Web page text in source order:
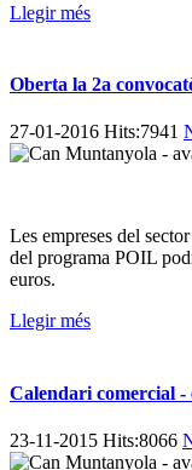
Llegir més
Oberta la 2a
27-01-2016 Hits:7941
Les empreses del
del programa POIL
euros.
Llegir més
Calendari comercial -
23-11-2015 Hits:8066